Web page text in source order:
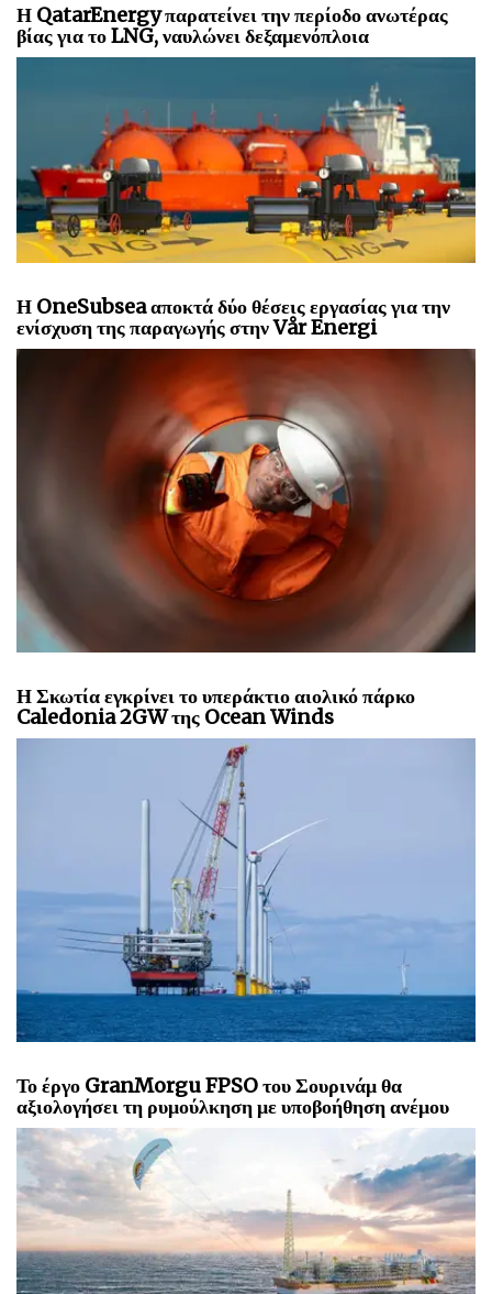
Η QatarEnergy παρατείνει την περίοδο ανωτέρας
βίας για το LNG, ναυλώνει δεξαμενόπλοια
Η OneSubsea αποκτά δύο θέσεις εργασίας για την
ενίσχυση της παραγωγής στην Vår Energi
Η Σκωτία εγκρίνει το υπεράκτιο αιολικό πάρκο
Caledonia 2GW της Ocean Winds
Το έργο GranMorgu FPSO του Σουρινάμ θα
αξιολογήσει τη ρυμούλκηση με υποβοήθηση ανέμου